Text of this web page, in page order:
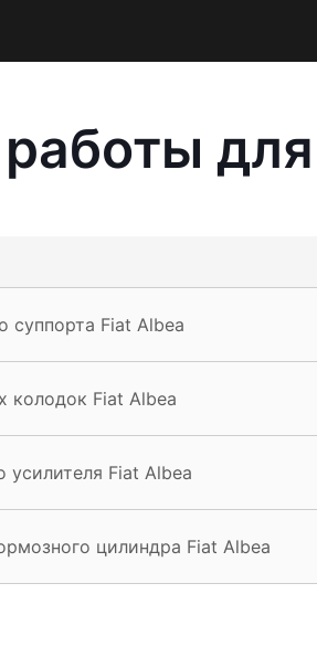
суппорта Fiat Albea
колодок Fiat Albea
усилителя Fiat Albea
цилиндра Fiat Albea